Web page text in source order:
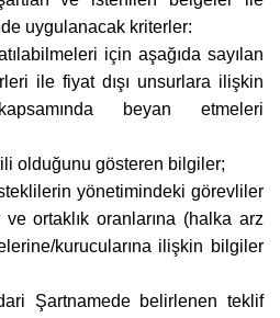
uygulanacak kriterler:
için aşağıda sayılan
ile fiyat dışı unsurlara ilişkin
beyan etmeleri
olduğunu gösteren bilgiler;
yönetimindeki görevliler
ortaklık oranlarına (halka arz
kurucularına ilişkin bilgiler
Şartnamede belirlenen teklif